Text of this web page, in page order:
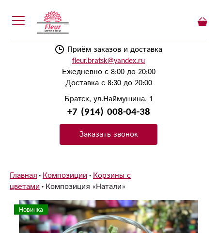
Приём заказов и доставка
fleur.bratsk@yandex.ru
Ежедневно с 8:00 до 20:00
Доставка с 8:30 до 20:00
Братск, ул.Наймушина, 1
+7 (914) 008-04-38
Заказать звонок
Главная Композиции Корзины с
цветами Композиция «Натали»
Новинка